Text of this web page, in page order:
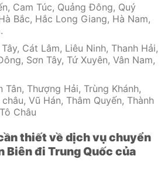
Cam Túc, Quảng Đông, Quý
Bắc, Hắc Long Giang, Hà Nam,
Cát Lâm, Liêu Ninh, Thanh Hải,
Sơn Tây, Tứ Xuyên, Vân Nam,
Tân, Thượng Hải, Trùng Khánh,
Vũ Hán, Thâm Quyến, Thành
Châu
thiết về dịch vụ chuyển
Biên đi Trung Quốc của